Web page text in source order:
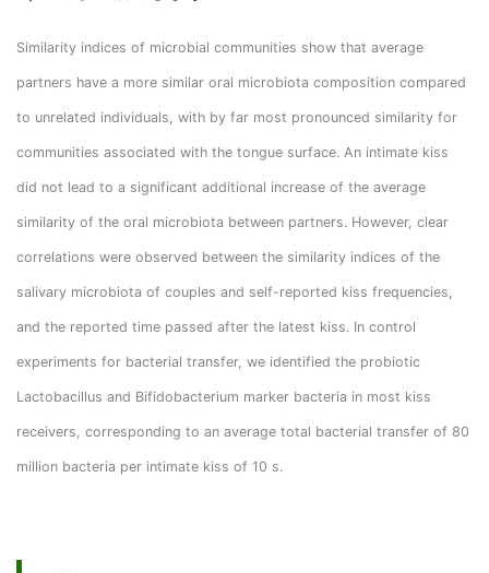
Similarity indices of microbial communities show that average
partners have a more similar oral microbiota composition compared
to unrelated individuals, with by far most pronounced similarity for
communities associated with the tongue surface. An intimate kiss
did not lead to a significant additional increase of the average
similarity of the oral microbiota between partners. However, clear
correlations were observed between the similarity indices of the
salivary microbiota of couples and self-reported kiss frequencies,
and the reported time passed after the latest kiss. In control
experiments for bacterial transfer, we identified the probiotic
Lactobacillus and Bifidobacterium marker bacteria in most kiss
receivers, corresponding to an average total bacterial transfer of 80
million bacteria per intimate kiss of 10 s.